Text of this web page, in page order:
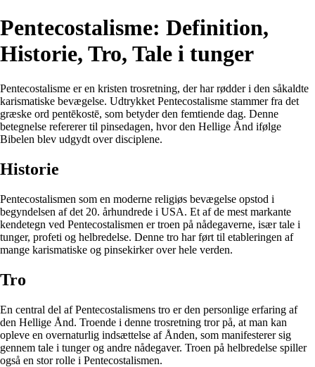
Pentecostalisme: Definition,
Historie, Tro, Tale i tunger
Pentecostalisme er en kristen trosretning, der har rødder i den såkaldte
karismatiske bevægelse. Udtrykket Pentecostalisme stammer fra det
græske ord pentēkostē, som betyder den femtiende dag. Denne
betegnelse refererer til pinsedagen, hvor den Hellige Ånd ifølge
Bibelen blev udgydt over disciplene.
Historie
Pentecostalismen som en moderne religiøs bevægelse opstod i
begyndelsen af det 20. århundrede i USA. Et af de mest markante
kendetegn ved Pentecostalismen er troen på nådegaverne, især tale i
tunger, profeti og helbredelse. Denne tro har ført til etableringen af
mange karismatiske og pinsekirker over hele verden.
Tro
En central del af Pentecostalismens tro er den personlige erfaring af
den Hellige Ånd. Troende i denne trosretning tror på, at man kan
opleve en overnaturlig indsættelse af Ånden, som manifesterer sig
gennem tale i tunger og andre nådegaver. Troen på helbredelse spiller
også en stor rolle i Pentecostalismen.